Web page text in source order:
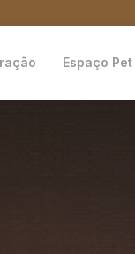
Espaço Pet